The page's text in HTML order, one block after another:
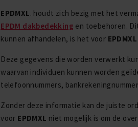
EPDMXL. houdt zich bezig met het
EPDM dakbedekking en toebehoren.
kunnen afhandelen, is het voor EPDMXL
Deze gegevens die worden verwerkt
waarvan individuen kunnen worden
telefoonnummers,
Zonder deze informatie kan de juiste
voor EPDMXL niet mogelijk is om de